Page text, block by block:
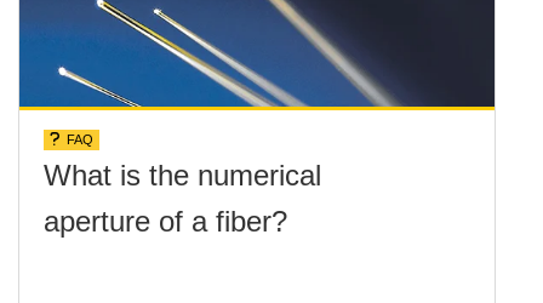
FAQ
What is the numerical
aperture of a fiber?